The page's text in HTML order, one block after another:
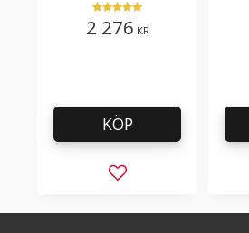
2 276 KR
Lägg till i favoriter
KÖP